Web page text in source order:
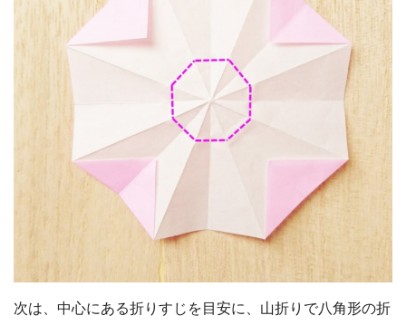
次は、中心にある折りすじを目安に、山折りで八角形の折